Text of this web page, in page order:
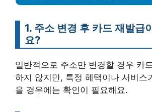
1. 주소 변경 후 카드 재발급
요?
일반적으로 주소만 변경할 경우 카
하지 않지만, 특정 혜택이나 서비스
을 경우에는 확인이 필요해요.